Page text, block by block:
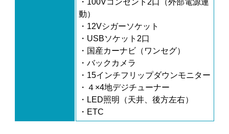
動）
・12Vシガーソケット
・USBソケット2口
・国産カーナビ（ワンセグ）
・バックカメラ
・15インチフリップダウンモニター
・４×4地デジチューナー
・LED照明（天井、後方左右）
・ETC